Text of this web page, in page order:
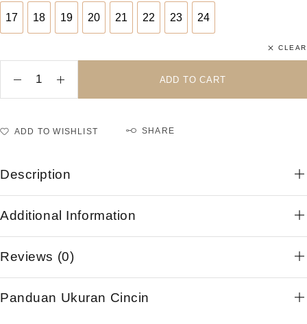
17
17
18
18
19
19
20
20
21
21
22
22
23
23
24
24
CLEAR
ADD TO CART
ADD TO WISHLIST SHARE
Description
Additional Information
Reviews (0)
Panduan Ukuran Cincin